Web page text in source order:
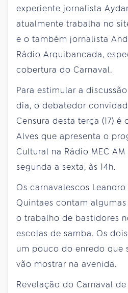
experiente jornalista
atualmente trabalha no
e o também jornalista
Rádio Arquibancada,
cobertura do Carnaval.
Para estimular a
dia, o debatedor
Censura desta terça (17)
Alves que apresenta o
Cultural na Rádio MEC
segunda a sexta, às 14h.
Os carnavalescos
Quintaes contam
o trabalho de bastidores
escolas de samba. Os
um pouco do enredo que
vão mostrar na avenida.
Revelação do Carnaval de